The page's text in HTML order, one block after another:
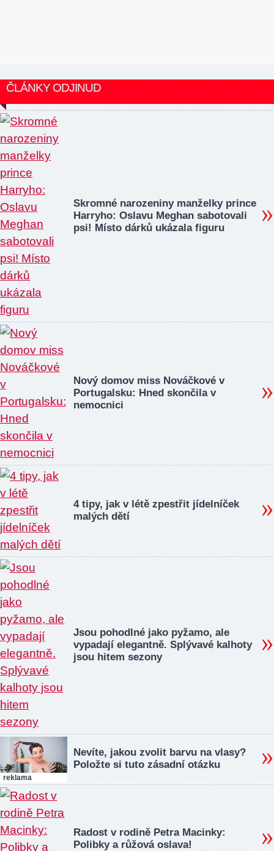
ČLÁNKY ODJINUD
Skromné narozeniny manželky prince
Harryho: Oslavu Meghan sabotovali
psi! Místo dárků ukázala figuru
Nový domov miss Nováčkové v
Portugalsku: Hned skončila v
nemocnici
4 tipy, jak v létě zpestřit jídelníček
malých dětí
Jsou pohodlné jako pyžamo, ale
vypadají elegantně. Splývavé kalhoty
jsou hitem sezony
reklama
Nevíte, jakou zvolit barvu na vlasy?
Položte si tuto zásadní otázku
Radost v rodině Petra Macinky:
Polibky a růžová oslava!